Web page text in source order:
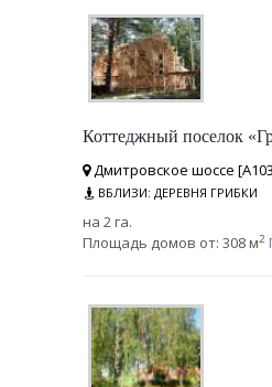
Коттеджный поселок
Дмитровское шоссе
ВБЛИЗИ: ДЕРЕВНЯ ГРИБКИ
на 2 га.
Площадь домов от: 308 м2